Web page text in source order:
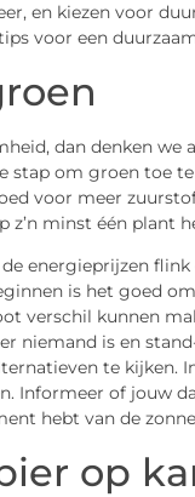
en kiezen voor
voor een
dan denken
stap om groen toe
voor meer
minst één plant
energieprijzen
is het goed
verschil kunnen
niemand is en
te kijken.
Informeer of jouw
hebt van de
op